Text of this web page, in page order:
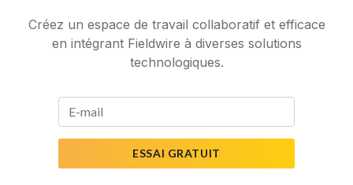
Créez un espace de travail collaboratif et efficace
en intégrant Fieldwire à diverses solutions
technologiques.
ESSAI GRATUIT